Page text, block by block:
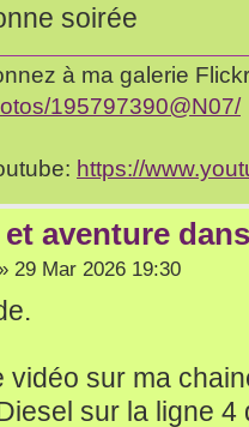
soirée
à ma galerie
195797390@N07/
https://
aventure
29 Mar 2026 19:30
vidéo sur ma
sur la ligne